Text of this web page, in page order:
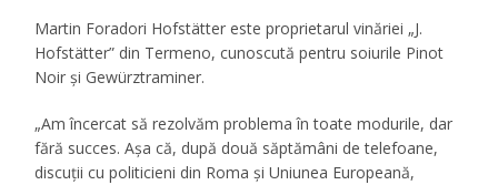
Martin Foradori Hofstätter este proprietarul vinăriei „J.
Hofstätter” din Termeno, cunoscută pentru soiurile Pinot
Noir și Gewürztraminer.
„Am încercat să rezolvăm problema în toate modurile, dar
fără succes. Așa că, după două săptămâni de telefoane,
discuții cu politicieni din Roma și Uniunea Europeană,